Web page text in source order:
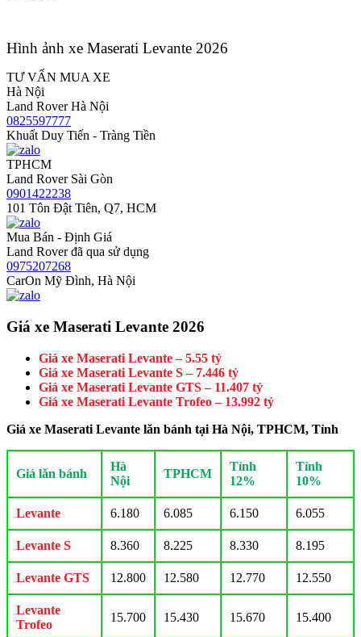
Hình ảnh xe Maserati Levante 2026
TƯ VẤN MUA XE
Hà Nội
Land Rover Hà Nội
0825597777
Khuất Duy Tiến - Tràng Tiền
TPHCM
Land Rover Sài Gòn
0901422238
101 Tôn Đật Tiên, Q7, HCM
Mua Bán - Định Giá
Land Rover đã qua sử dụng
0975207268
CarOn Mỹ Đình, Hà Nội
Giá xe Maserati Levante 2026
Giá xe Maserati Levante – 5.55 tỷ
Giá xe Maserati Levante S – 7.446 tỷ
Giá xe Maserati Levante GTS – 11.407 tỷ
Giá xe Maserati Levante Trofeo – 13.992 tỷ
Giá xe Maserati Levante lăn bánh tại Hà Nội, TPHCM, Tỉnh
Giá lăn bánh
Hà
Nội
TPHCM
Tỉnh
12%
Tỉnh
10%
Levante 6.180 6.085 6.150 6.055
Levante S 8.360 8.225 8.330 8.195
Levante GTS 12.800 12.580 12.770 12.550
Levante
Trofeo
15.700 15.430 15.670 15.400